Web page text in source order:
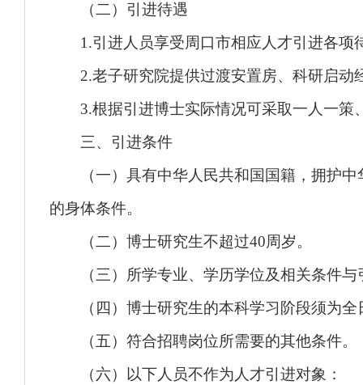
（二）引进待遇
1.引进人员享受周口市相应人才引进各项
2.老子研究院提供过渡安置房、科研启动
3.根据引进博士实际情况可采取一人一策
三、引进条件
（一）具有中华人民共和国国籍，拥护中
的身体条件。
（二）博士研究生不超过40周岁。
（三）所学专业、学历学位及相关条件与
（四）博士研究生的本科学习阶段须为全
（五）符合招聘岗位所需要的其他条件。
（六）以下人员不作为人才引进对象：